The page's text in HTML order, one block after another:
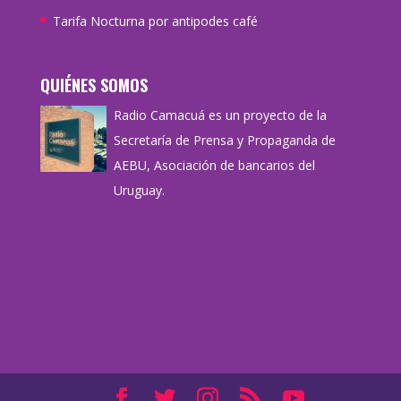
Tarifa Nocturna por antipodes café
QUIÉNES SOMOS
Radio Camacuá es un proyecto de la
Secretaría de Prensa y Propaganda de
AEBU, Asociación de bancarios del
Uruguay.